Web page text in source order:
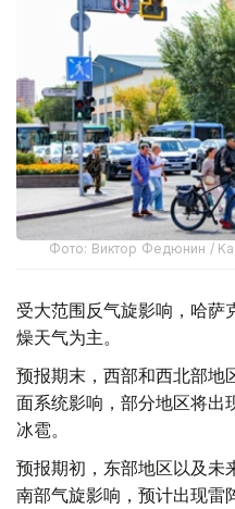
Фото: Виктор Федюнин /
受大范围反气旋影响，哈萨
燥天气为主。
预报期末，西部和西北部地
面系统影响，部分地区将出
冰雹。
预报期初，东部地区以及未
南部气旋影响，预计出现雷